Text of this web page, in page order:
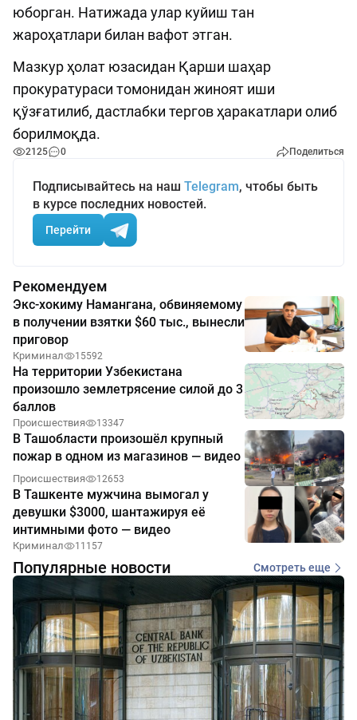
юборган. Натижада улар куйиш тан
жароҳатлари билан вафот этган.
Мазкур ҳолат юзасидан Қарши шаҳар
прокуратураси томонидан жиноят иши
қўзғатилиб, дастлабки тергов ҳаракатлари олиб
борилмоқда.
2125 0 Поделиться
Подписывайтесь на наш Telegram, чтобы быть
в курсе последних новостей.
Перейти
Рекомендуем
Экс-хокиму Намангана, обвиняемому
в получении взятки $60 тыс., вынесли
приговор
Криминал 15592
На территории Узбекистана
произошло землетрясение силой до 3
баллов
Происшествия 13347
В Ташобласти произошёл крупный
пожар в одном из магазинов — видео
Происшествия 12653
В Ташкенте мужчина вымогал у
девушки $3000, шантажируя её
интимными фото — видео
Криминал 11157
Популярные новости Смотреть еще